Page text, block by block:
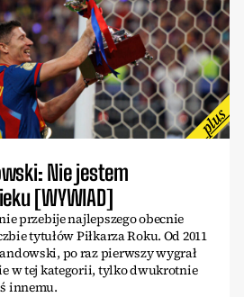
Nie jestem
[WYWIAD]
przebije najlepszego obecnie
tytułów Piłkarza Roku. Od 2011
po raz pierwszy wygrał
w tej kategorii, tylko dwukrotnie
innemu.